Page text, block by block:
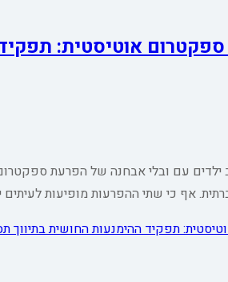
אוטיסטית:
תפקיד ההימנעות החושית בתיווך